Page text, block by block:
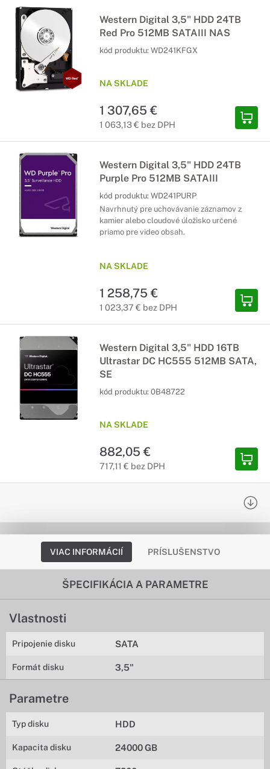
Western Digital 3,5" HDD 24TB
Red Pro 512MB SATAIII NAS
kód produktu: WD241KFGX
NA SKLADE
1 307,65 €
1 063,13 € bez DPH
Western Digital 3,5" HDD 24TB
Purple Pro 512MB SATAIII
kód produktu: WD241PURP
Navrhnutý pre uchovávanie záznamov z
kamier alebo cloudové úložisko určené
priamo pre video obsah.
NA SKLADE
1 258,75 €
1 023,37 € bez DPH
Western Digital 3,5" HDD 16TB
Ultrastar DC HC555 512MB SATA,
SE
kód produktu: 0B48722
NA SKLADE
882,05 €
717,11 € bez DPH
VIAC INFORMÁCIÍ PRÍSLUŠENSTVO
ŠPECIFIKÁCIA A PARAMETRE
Vlastnosti
Pripojenie disku SATA
Formát disku 3,5"
Parametre
Typ disku HDD
Kapacita disku 24000 GB